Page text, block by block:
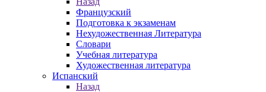
Французский
Подготовка к экзаменам
Нехудожественная Литература
Словари
Учебная литература
Художественная литература
Испанский
Назад